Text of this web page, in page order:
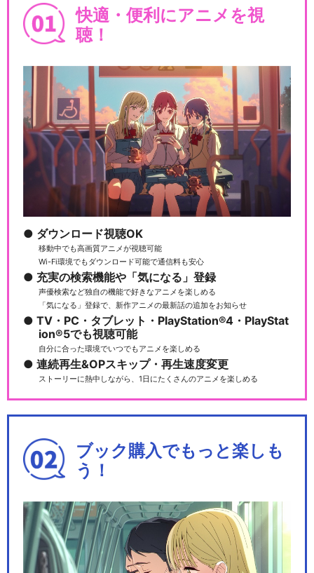
快適・便利にアニメを視
聴！
ダウンロード視聴OK
移動中でも高画質アニメが視聴可能
Wi-Fi環境でもダウンロード可能で通信料も安心
充実の検索機能や「気になる」登録
声優検索など独自の機能で好きなアニメを楽しめる
「気になる」登録で、新作アニメの最新話の追加をお知らせ
TV・PC・タブレット・PlayStation®4・PlayStat
ion®5でも視聴可能
自分に合った環境でいつでもアニメを楽しめる
連続再生&OPスキップ・再生速度変更
ストーリーに熱中しながら、1日にたくさんのアニメを楽しめる
ブック購入でもっと楽しも
う！